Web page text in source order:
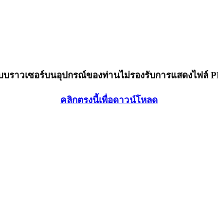
บราวเซอร์บนอุปกรณ์ของท่านไม่รองรับการแสดงไฟล์
คลิกตรงนี้เพื่อดาวน์โหลด